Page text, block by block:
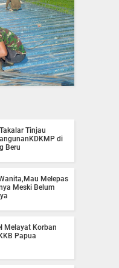
Tinjau
di
Beru
Melepas
Meski Belum
Melayat Korban
Papua